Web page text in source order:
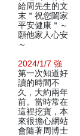
給周先生的文
末＂祝您闔家
平安健康＂～
願他家人心安
～
2024/1/7 強
第一次知道好
讀的時間不
久，大約兩年
前。當時常在
這裡挖寶，本
來很擔心網站
會隨著周博士